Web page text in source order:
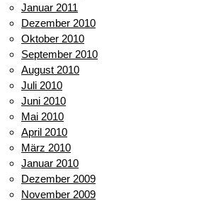
Januar 2011
Dezember 2010
Oktober 2010
September 2010
August 2010
Juli 2010
Juni 2010
Mai 2010
April 2010
März 2010
Januar 2010
Dezember 2009
November 2009